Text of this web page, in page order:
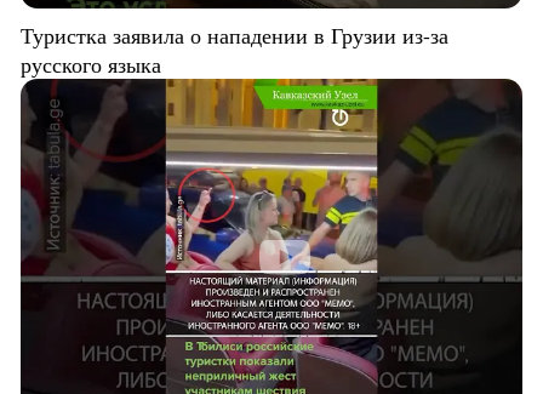
Туристка заявила о нападении в Грузии из-за
русского языка